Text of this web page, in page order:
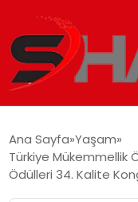
MAGAZIN
Ana Sayfa Yaşam
Türkiye Mükemmellik
Ödülleri 34. Kalite